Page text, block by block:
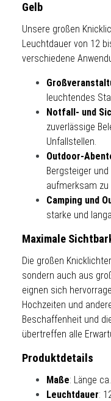
Gelb
Unsere großen
Leuchtdauer von 12
verschiedene
leuchtendes
Notfall- und
zuverlässige
Unfallstellen.
Outdoor-
Bergsteiger
aufmerksam zu
Camping und
starke und
Maximale
Die großen
sondern auch aus
eignen sich
Hochzeiten und
Beschaffenheit und
übertreffen alle
Produktdetails
Maße: Länge
Leuchtdauer: